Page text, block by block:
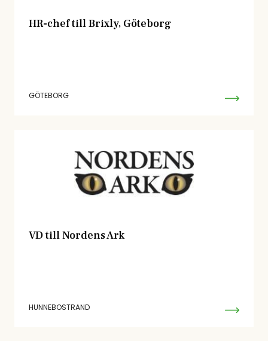
HR-chef till Brixly, Göteborg
GÖTEBORG
VD till Nordens Ark
HUNNEBOSTRAND